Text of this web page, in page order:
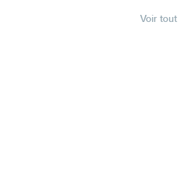
Voir tout